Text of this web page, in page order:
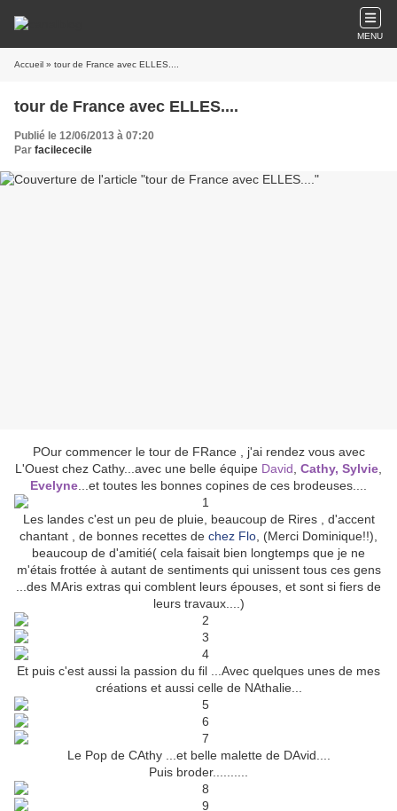
MENU
Accueil » tour de France avec ELLES....
tour de France avec ELLES....
Publié le 12/06/2013 à 07:20
Par facilececile
POur commencer le tour de FRance , j'ai rendez vous avec
L'Ouest chez Cathy...avec une belle équipe David Cathy, Sylvie
Evelyne ...et toutes les bonnes copines de ces brodeuses....
Les landes c'est un peu de pluie, beaucoup de Rires , d'accent
chantant , de bonnes recettes de chez Flo , (Merci Dominique!!),
beaucoup de d'amitié( cela faisait bien longtemps que je ne
m'étais frottée à autant de sentiments qui unissent tous ces gens
...des MAris extras qui comblent leurs épouses, et sont si fiers de
leurs travaux....)
Et puis c'est aussi la passion du fil ...Avec quelques unes de mes
créations et aussi celle de NAthalie...
Le Pop de CAthy ...et belle malette de DAvid....
Puis broder..........